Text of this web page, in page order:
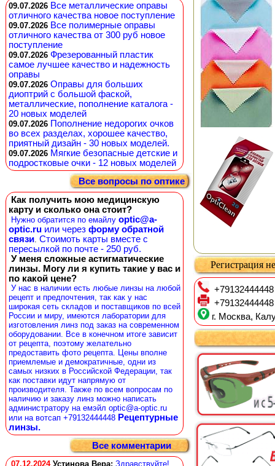
09.07.2026 Все металлические оправы
отличного качества новое поступление
09.07.2026 Все полимерные оправы
отличного качества от 300 руб новое
поступление
09.07.2026 Фрезерованный пластик
самое лучшее качество и надежность
оправы
09.07.2026 Оправы для больших
диоптрий с большой фаской,
металлические, пополнение каталога -
20 новых моделей
09.07.2026 Пополнение недорогих очков
во всех разделах, хорошее качество,
приятный дизайн - 30 новых моделей.
09.07.2026 Мягкие безопасные детские и
подростковые очки - 12 новых моделей
Все вопросы по оптике
Как получить мою медицинскую
карту и сколько она стоит?
Нужно обратится по емайлу optic@a-
optic.ru или через форму обратной
связи. Стоимоть карты вместе с
пересылкой по почте - 250 руб.
У меня сложные астигматические
линзы. Могу ли я купить такие у вас и
по какой цене?
У нас в наличии есть любые линзы на любой
рецепт и предпочтения, так как у нас
широкая сеть складов и поставщиков по всей
России и миру, имеются лаборатории для
изготовления линз под заказ на современном
оборудовании. Все в конечном итоге зависит
от рецепта, поэтому желательно
предоставить фото рецепта. Цены вполне
приемлемые и демократичные, одни из
самых низких в Российской Федерации, так
как поставки идут напрямую от
производителя. Также по всем вопросам по
наличию и заказу линз можно написать
администратору на емэйл optic@a-optic.ru
или на вотсап +79132444448 Рецептурные
линзы.
Все комментарии
07.12.2024 Устинова Вера: Здравствуйте!
Регистрация
+79132444448
+79132444448
г. Москва,